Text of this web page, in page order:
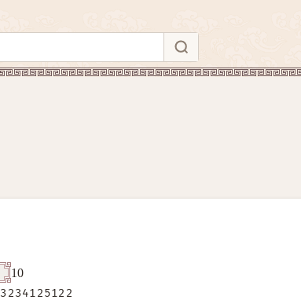
10
3234125122